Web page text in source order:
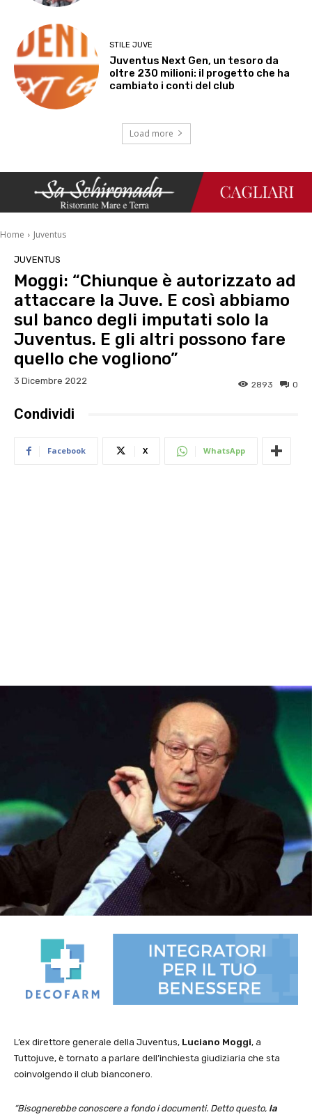
STILE JUVE
Juventus Next Gen, un tesoro da
oltre 230 milioni: il progetto che ha
cambiato i conti del club
Load more